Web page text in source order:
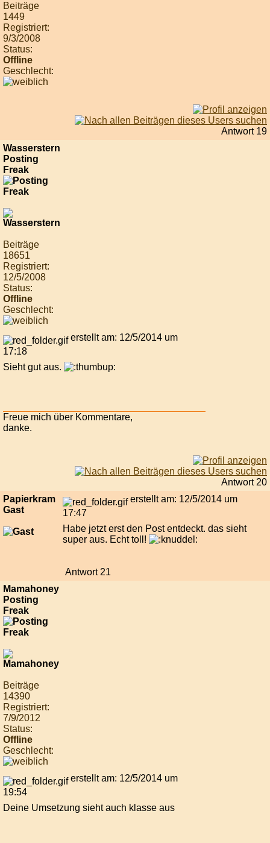
Beiträge
1449
Registriert:
9/3/2008
Status:
Offline
Geschlecht:
Antwort 19
Wasserstern
Posting
Freak
Beiträge
18651
Registriert:
12/5/2008
Status:
Offline
Geschlecht:
erstellt am: 12/5/2014 um
17:18
Sieht gut aus.
Freue mich über Kommentare,
danke.
Antwort 20
Papierkram
Gast
erstellt am: 12/5/2014 um
17:47
Habe jetzt erst den Post entdeckt. das sieht
super aus. Echt toll!
Antwort 21
Mamahoney
Posting
Freak
Beiträge
14390
Registriert:
7/9/2012
Status:
Offline
Geschlecht:
erstellt am: 12/5/2014 um
19:54
Deine Umsetzung sieht auch klasse aus